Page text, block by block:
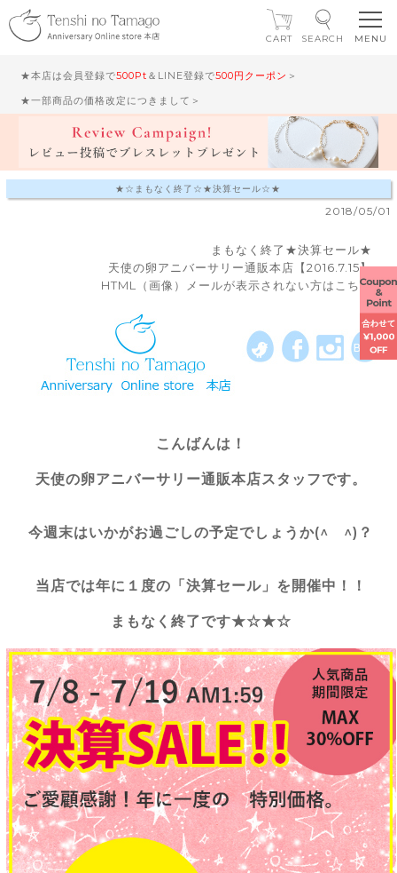
★本店は会員登録で500Pt ＆LINE登録で500円クーポン ＞
★一部商品の価格改定につきまして＞
CART SEARCH
★☆まもなく終了☆★決算セール☆★
2018/05/01
まもなく終了★決算セール★
天使の卵アニバーサリー通販本店【2016.7.15】
HTML（画像）メールが表示されない方はこちら
こんばんは！
天使の卵アニバーサリー通販本店スタッフです。
今週末はいかがお過ごしの予定でしょうか(^ ^)？
当店では年に１度の「決算セール」を開催中！！
まもなく終了です★☆★☆